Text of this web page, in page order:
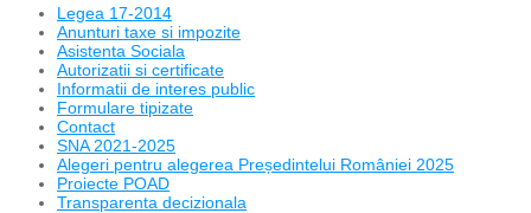
Legea 17-2014
Anunturi taxe si impozite
Asistenta Sociala
Autorizatii si certificate
Informatii de interes public
Formulare tipizate
Contact
SNA 2021-2025
Alegeri pentru alegerea Președintelui României 2025
Proiecte POAD
Transparenta decizionala